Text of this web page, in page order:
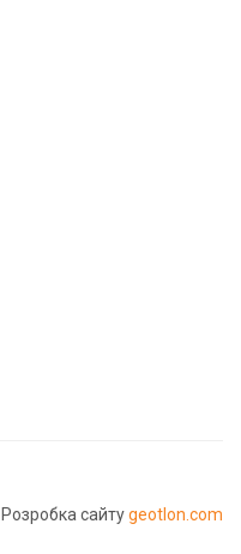
Розробка сайтуgeotlon.com